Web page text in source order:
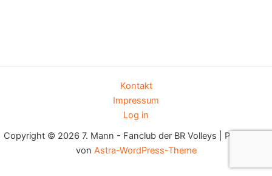
Kontakt
Impressum
Log in
Copyright © 2026 7. Mann - Fanclub der BR Volleys | Präsentiert
von Astra-WordPress-Theme